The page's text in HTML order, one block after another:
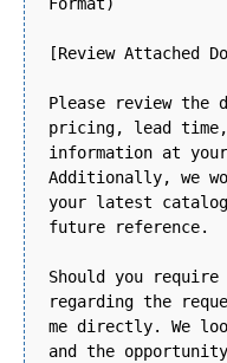
[Review Attached
Please review the
pricing, lead
information at
Additionally, we
your latest
future reference.
Should you
regarding the
me directly. We
and the